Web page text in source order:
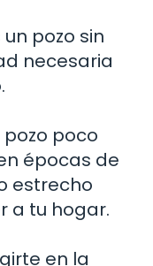
pozo sin
necesaria
poco
épocas de
estrecho
a tu hogar.
en la